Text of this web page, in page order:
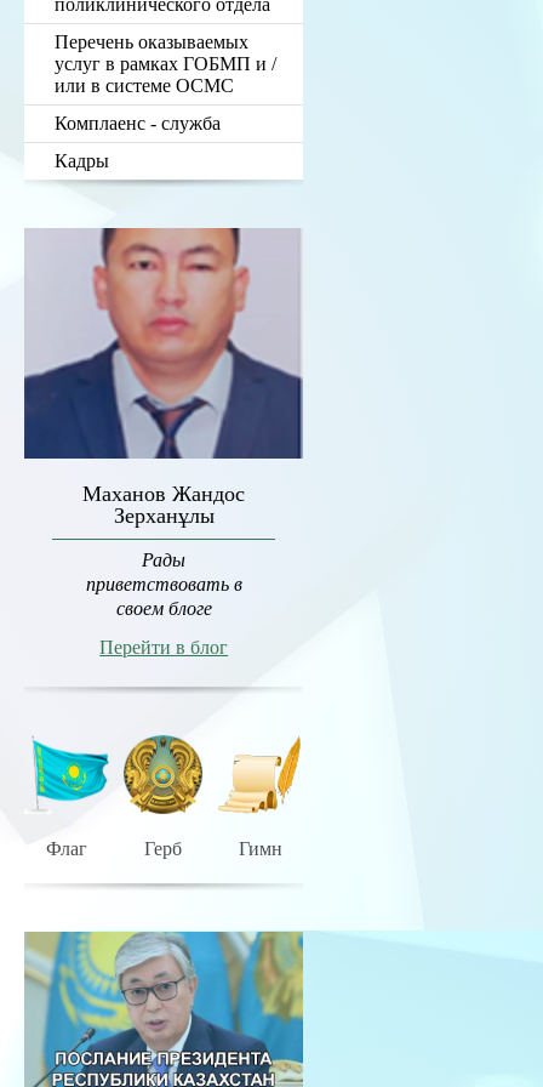
поликлинического отдела
Перечень оказываемых
услуг в рамках ГОБМП и /
или в системе ОСМС
Комплаенс - служба
Кадры
Маханов Жандос
Зерханұлы
Рады
приветствовать в
своем блоге
Перейти в блог
Флаг Герб Гимн